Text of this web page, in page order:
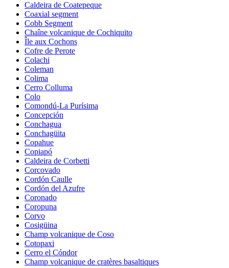
Caldeira de Coatepeque
Coaxial segment
Cobb Segment
Chaîne volcanique de Cochiquito
Île aux Cochons
Cofre de Perote
Colachi
Coleman
Colima
Cerro Colluma
Colo
Comondú-La Purísima
Concepción
Conchagua
Conchagüita
Copahue
Copiapó
Caldeira de Corbetti
Corcovado
Cordón Caulle
Cordón del Azufre
Coronado
Coropuna
Corvo
Cosigüina
Champ volcanique de Coso
Cotopaxi
Cerro el Cóndor
Champ volcanique de cratères basaltiques